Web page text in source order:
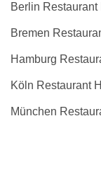
Berlin Restaurant
Bremen
Hamburg
Köln Restaurant
München